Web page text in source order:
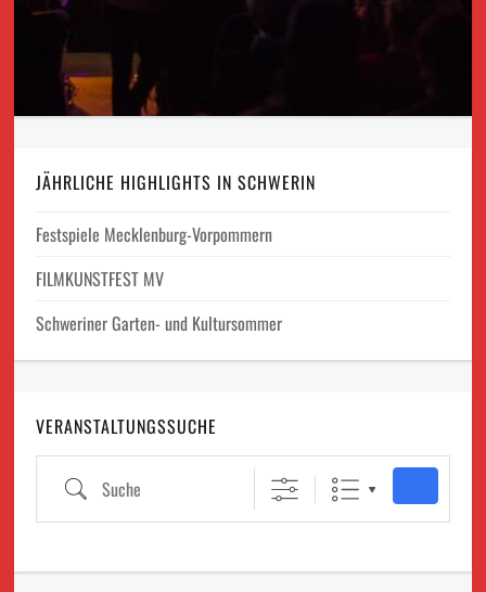
JÄHRLICHE HIGHLIGHTS IN SCHWERIN
Festspiele Mecklenburg-Vorpommern
FILMKUNSTFEST MV
Schweriner Garten- und Kultursommer
VERANSTALTUNGSSUCHE
Suche